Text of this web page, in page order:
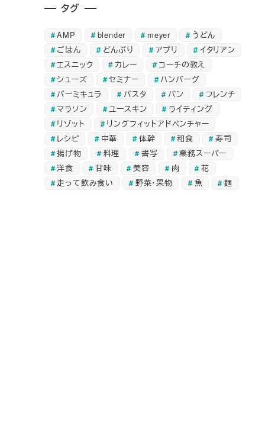
タグ
AMP blender meyer
うどん
ごはん
どんぶり アプリ
イタリアン
エスニック
カレー
コーチの教え
シューズ
セミナー
ハンバーグ
バーミキュラ
パスタ パン
フレンチ
マラソン
ユースキン
ライティング
リゾット
リングフィットアドベンチャー
レシピ
中華 体幹 和食
寿司
揚げ物
料理 書写
業務スーパー
洋食
甘味 美容 肉
花
走って飲み食い
野菜・果物 魚 麺